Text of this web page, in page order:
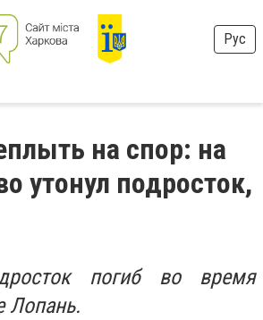
Рус
на спор: на
утонул подросток,
погиб во время
Лопань.